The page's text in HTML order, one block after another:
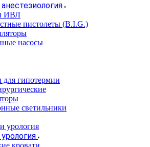
ИВЛ
пистолеты (B.I.G.)
насосы
для гипотермии
светильники
кровати